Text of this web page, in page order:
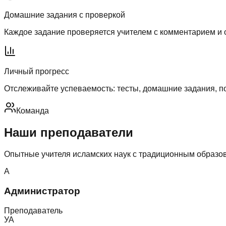
Домашние задания с проверкой
Каждое задание проверяется учителем с комментарием и
Личный прогресс
Отслеживайте успеваемость: тесты, домашние задания,
Команда
Наши преподаватели
Опытные учителя исламских наук с традиционным
А
Администратор
Преподаватель
УА